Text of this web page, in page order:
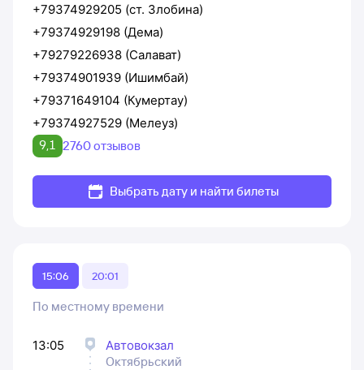
+79374929205 (ст. Злобина)
+79374929198 (Дема)
+79279226938 (Салават)
+79374901939 (Ишимбай)
+79371649104 (Кумертау)
+79374927529 (Мелеуз)
9,1 2760 отзывов
Выбрать дату и найти билеты
15:06 20:01
По местному времени
13:05
Автовокзал
Октябрьский